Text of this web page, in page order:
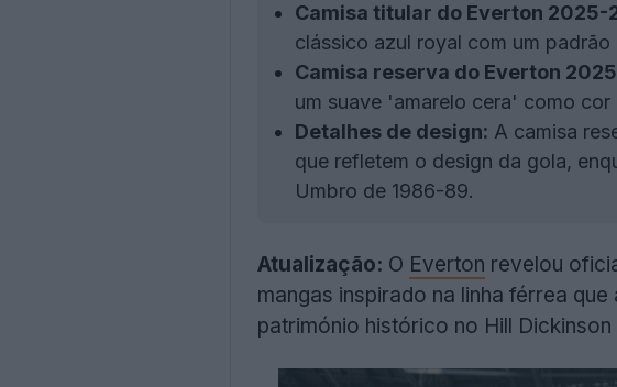
Camisa titular do Everton 2025-
clássico azul royal com um
Camisa reserva do Everton
um suave 'amarelo cera' como
Detalhes de design: A camisa
que refletem o design da gola,
Umbro de 1986-89.
Atualização: O Everton revelou
mangas inspirado na linha férrea
património histórico no Hill Dickinson